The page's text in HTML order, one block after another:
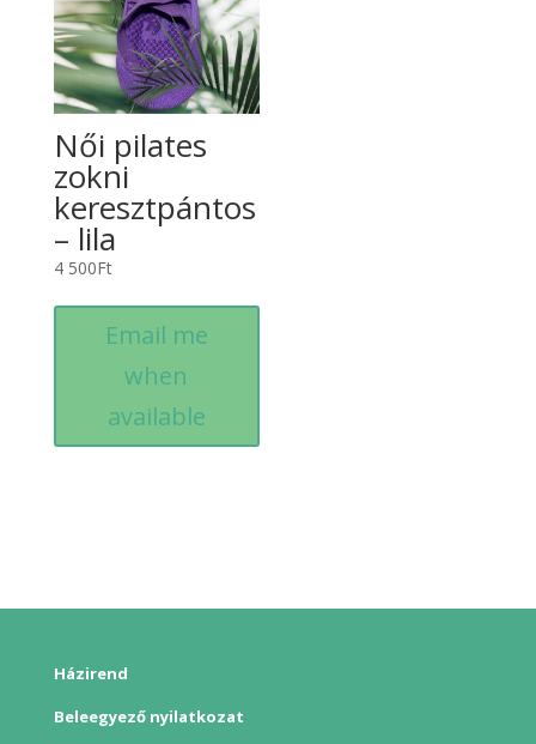
Női pilates
zokni
keresztpántos
– lila
4 500Ft
Email me
when
available
Házirend
Beleegyező nyilatkozat